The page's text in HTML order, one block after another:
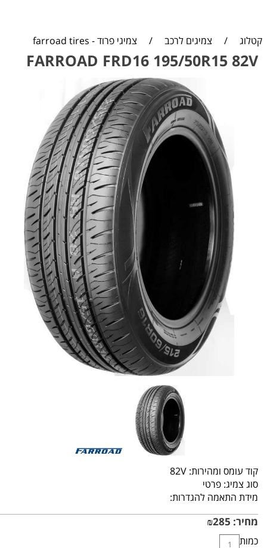
קטלוג / צמיגים לרכב / צמיגי פרוד - farroad tires
FARROAD FRD16 195/50R15 82V
קוד עומס ומהירות: 82V
סוג צמיג: פרטי
מידת התאמה להגדרות:
מחיר: ₪285
כמות